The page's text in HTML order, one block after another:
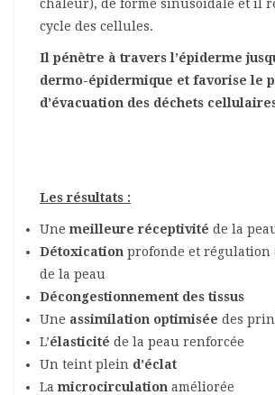
chaleur), de forme sinusoïdale et il
cycle des cellules.
Il pénètre à travers l’épiderme
dermo-épidermique et favorise le
d’évacuation des déchets
Les résultats :
Une meilleure réceptivité de la
Détoxication profonde et régulation
de la peau
Décongestionnement des tissus
Une assimilation optimisée des
L’élasticité de la peau renforcée
Un teint plein d’éclat
La microcirculation améliorée